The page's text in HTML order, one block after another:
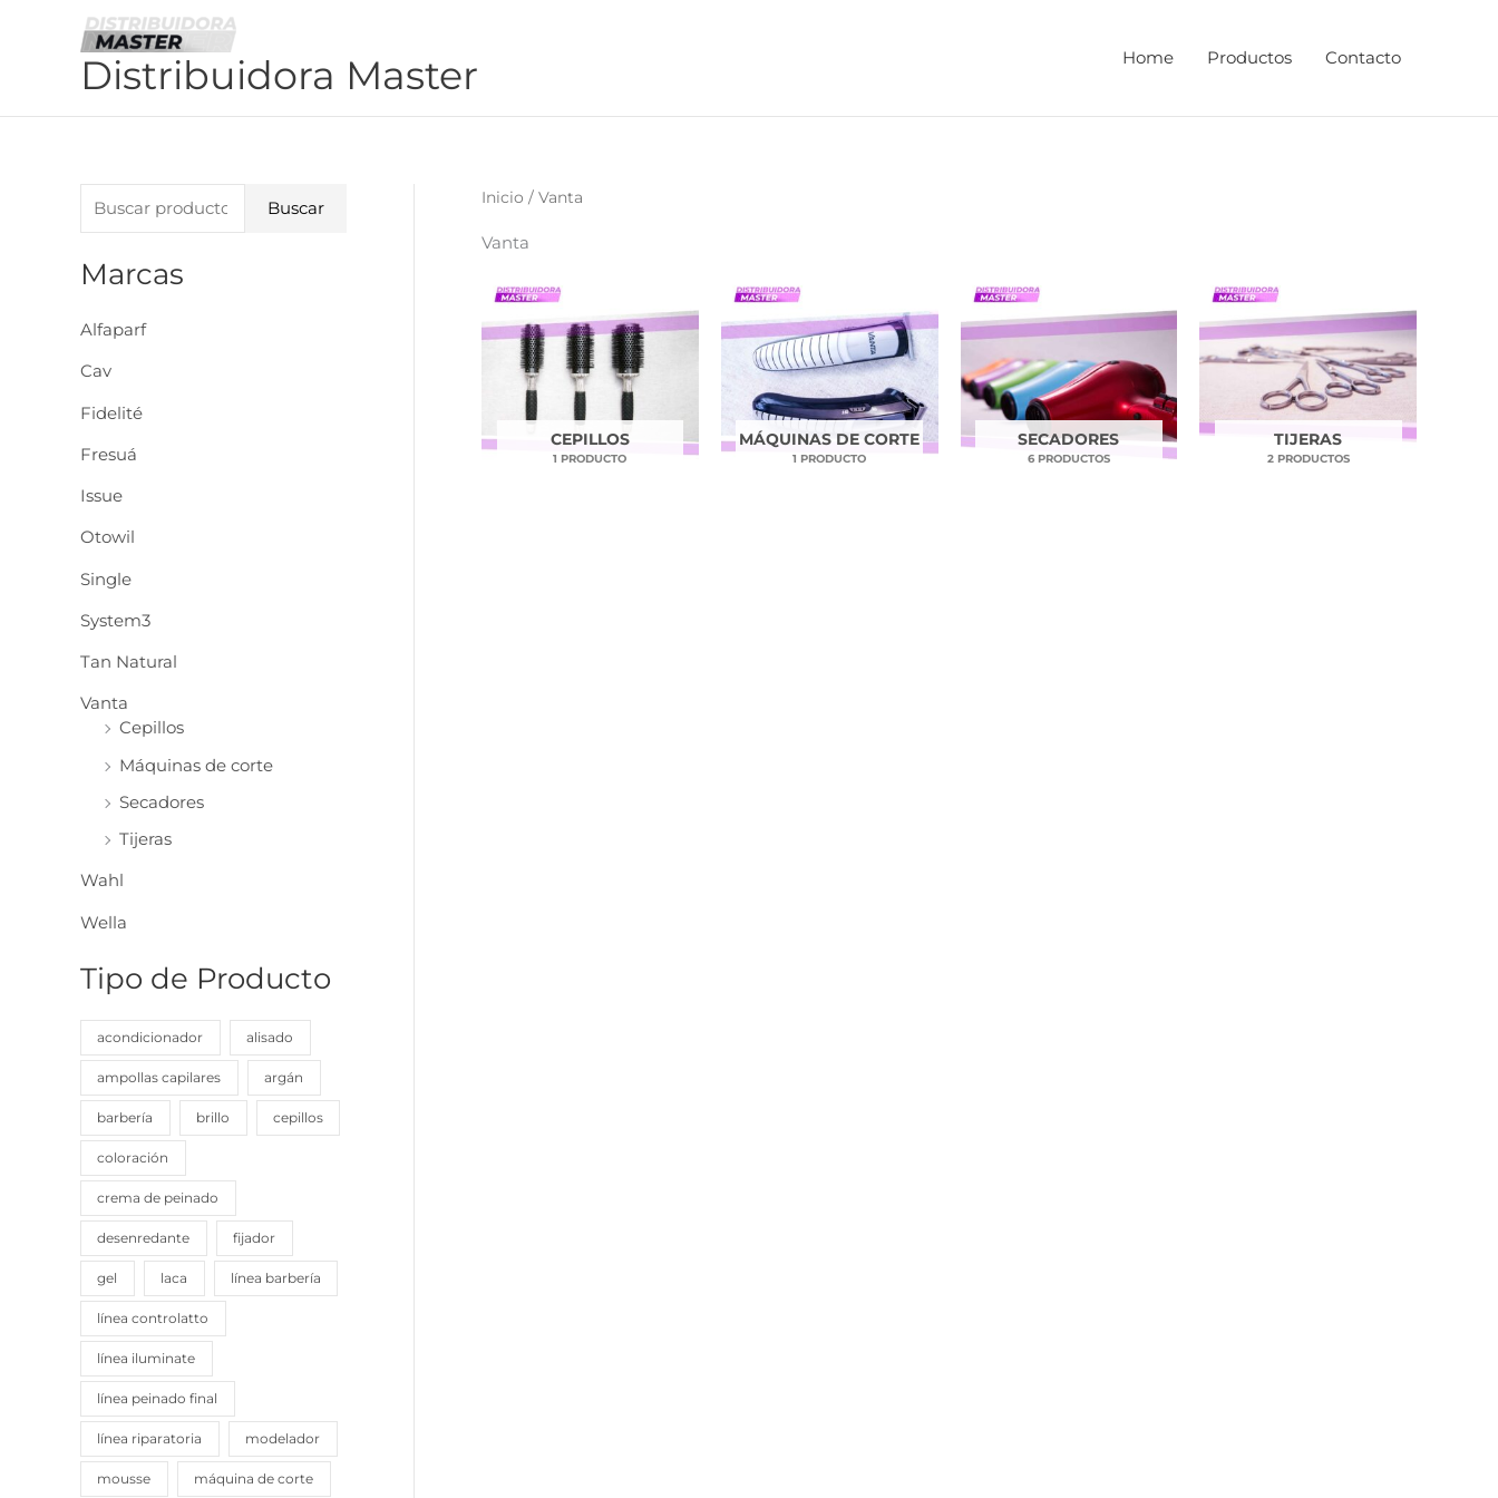
Distribuidora Master Home Productos Contacto
u
s
a
r
r
:
Buscar
Marcas
Alfaparf
Cav
Fidelité
Fresuá
Issue
Otowil
Single
System3
Tan Natural
Vanta
Cepillos
Máquinas de corte
Secadores
Tijeras
Wahl
Wella
Tipo de Producto
acondicionador alisado
ampollas capilares argán
barbería brillo cepillos
coloración
crema de peinado
desenredante fijador
gel laca línea barbería
línea controlatto
línea iluminate
línea peinado final
línea riparatoria modelador
mousse máquina de corte
Inicio / Vanta
Vanta
CEPILLOS
1 PRODUCTO
MÁQUINAS DE CORTE
1 PRODUCTO
SECADORES
6 PRODUCTOS
TIJERAS
2 PRODUCTOS